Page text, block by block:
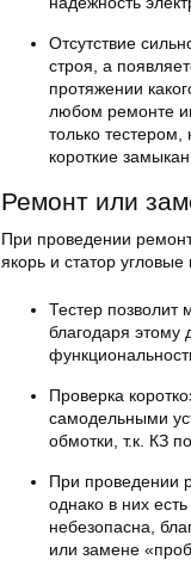
Отсутствие
строя, а
протяжении
любом ремонте
только
короткие
Ремонт или
При проведении
якорь и статор
Тестер позволит
благодаря этому
Проверка
самодельными
обмотки, т.к. КЗ
При проведении
однако в них
небезопасна,
или замене